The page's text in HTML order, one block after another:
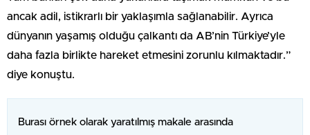
ancak adil, istikrarlı bir yaklaşımla sağlanabilir. Ayrıca
dünyanın yaşamış olduğu çalkantı da AB’nin Türkiye’yle
daha fazla birlikte hareket etmesini zorunlu kılmaktadır.”
diye konuştu.
Burası örnek olarak yaratılmış makale arasında